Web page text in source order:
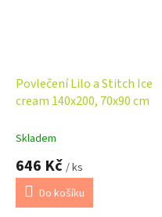
Povlečení Lilo a Stitch Ice
cream 140x200, 70x90 cm
Skladem
646 Kč / ks
Do košíku